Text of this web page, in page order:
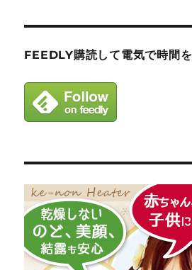
FEEDLY購読して電気で時間